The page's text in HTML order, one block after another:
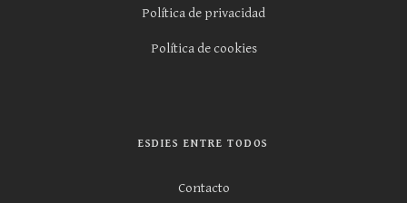
Política de privacidad
Política de cookies
ESDIES ENTRE TODOS
Contacto